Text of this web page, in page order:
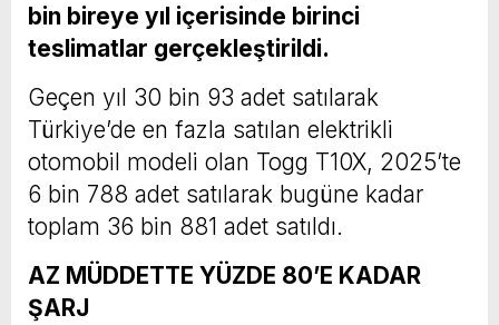
bin bireye yıl içerisinde birinci
teslimatlar gerçekleştirildi.
Geçen yıl 30 bin 93 adet satılarak
Türkiye’de en fazla satılan elektrikli
otomobil modeli olan Togg T10X, 2025’te
6 bin 788 adet satılarak bugüne kadar
toplam 36 bin 881 adet satıldı.
AZ MÜDDETTE YÜZDE 80’E KADAR
ŞARJ